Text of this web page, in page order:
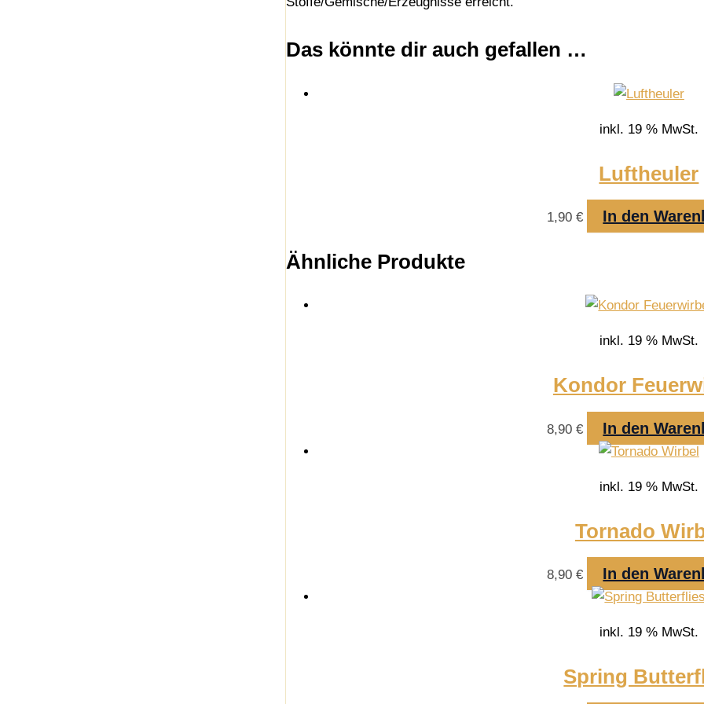
Das könnte dir auch gefallen …
inkl. 19 % MwSt.
Luftheuler
1,90€ In den
Ähnliche Produkte
inkl. 19 % MwSt.
Kondor
8,90€ In den
inkl. 19 % MwSt.
Tornado
8,90€ In den
inkl. 19 % MwSt.
Spring